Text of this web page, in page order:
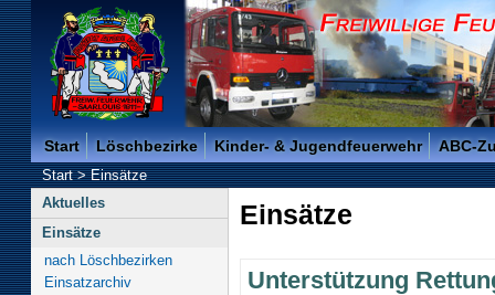
Freiwillige Feuerwehr der Kreisstadt Saarlouis -
Start Löschbezirke Kinder- & Jugendfeuerwehr ABC-
Start>Einsätze
Aktuelles
Einsätze
nach Löschbezirken
Einsatzarchiv
Einsätze
Unterstützung